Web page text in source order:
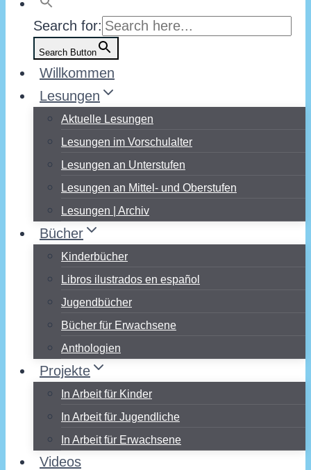
Search for:
Search Button
Willkommen
Lesungen
Aktuelle Lesungen
Lesungen im Vorschulalter
Lesungen an Unterstufen
Lesungen an Mittel- und Oberstufen
Lesungen | Archiv
Bücher
Kinderbücher
Libros ilustrados en español
Jugendbücher
Bücher für Erwachsene
Anthologien
Projekte
In Arbeit für Kinder
In Arbeit für Jugendliche
In Arbeit für Erwachsene
Videos